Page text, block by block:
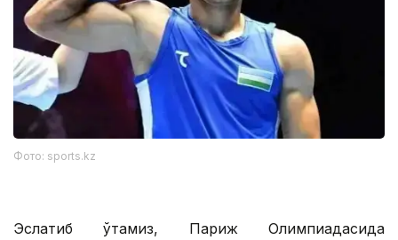
Фото: sports.kz
Эслатиб ўтамиз, Париж Олимпиадасида